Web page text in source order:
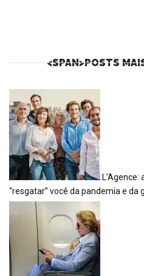
<SPAN>POSTS
“resgatar” você da pandemia e da